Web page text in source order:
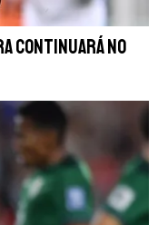
continuará no